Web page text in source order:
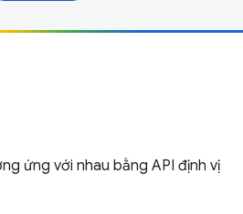
ứng với nhau bằng API định vị